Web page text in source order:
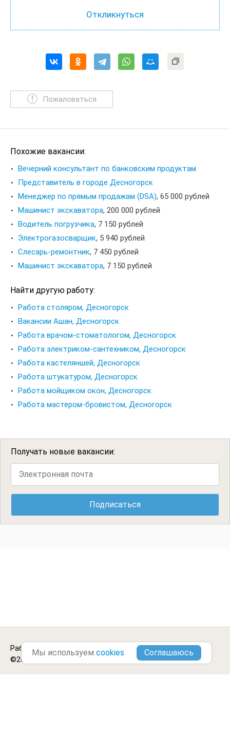
Пожаловаться
Похожие вакансии:
Вечерний консультант по банковским продуктам
Представитель в городе Десногорск
Менеджер по прямым продажам (DSA), 65 000 рублей
Машинист экскаватора, 200 000 рублей
Водитель погрузчика, 7 150 рублей
Электрогазосварщик, 5 940 рублей
Слесарь-ремонтник, 7 450 рублей
Машинист экскаватора, 7 150 рублей
Найти другую работу:
Работа столяром, Десногорск
Вакансии Ашан, Десногорск
Работа врачом-стоматологом, Десногорск
Работа электриком-сантехником, Десногорск
Работа кастеляншей, Десногорск
Работа штукатуром, Десногорск
Работа мойщиком окон, Десногорск
Работа мастером-бровистом, Десногорск
Получать новые вакансии:
Работа в
Городские Вакансии
©2013-2026
Мы используем cookies